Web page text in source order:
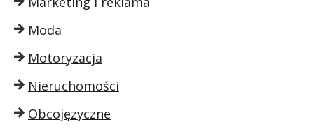
Moda
Motoryzacja
Nieruchomości
Obcojęzyczne